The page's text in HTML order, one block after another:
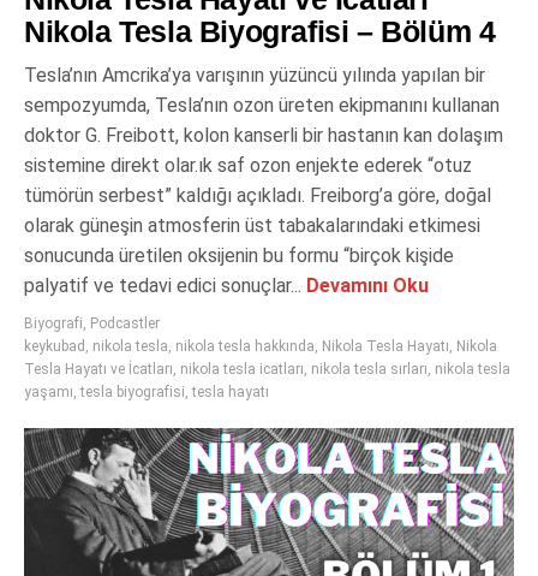
Nikola Tesla Biyografisi – Bölüm 4
Tesla’nın Amcrika’ya varışının yüzüncü yılında yapılan bir
sempozyumda, Tesla’nın ozon üreten ekipmanını kullanan
doktor G. Freibott, kolon kanserli bir hastanın kan dolaşım
sistemine direkt olar.ık saf ozon enjekte ederek “otuz
tümörün serbest” kaldığı açıkladı. Freiborg’a göre, doğal
olarak güneşin atmosferin üst tabakalarındaki etkimesi
sonucunda üretilen oksijenin bu formu “birçok kişide
palyatif ve tedavi edici sonuçlar... Devamını Oku
Biyografi, Podcastler
keykubad , nikola tesla, nikola tesla hakkında, Nikola Tesla Hayatı, Nikola
Tesla Hayatı ve İcatları, nikola tesla icatları, nikola tesla sırları, nikola tesla
yaşamı,tesla biyografisi,tesla hayatı